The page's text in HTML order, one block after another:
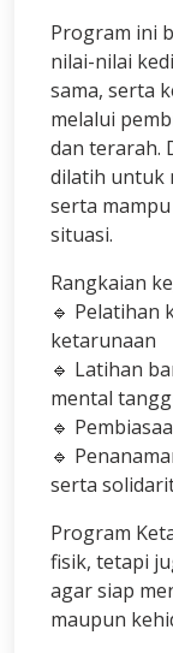
Program ini
nilai-nilai
sama, serta
melalui
dan terarah.
dilatih untuk
serta
situasi.
Rangkaian
🔹 Pelatihan
ketarunaan
🔹 Latihan
mental
🔹
🔹
serta
Program
fisik, tetapi
agar siap
maupun